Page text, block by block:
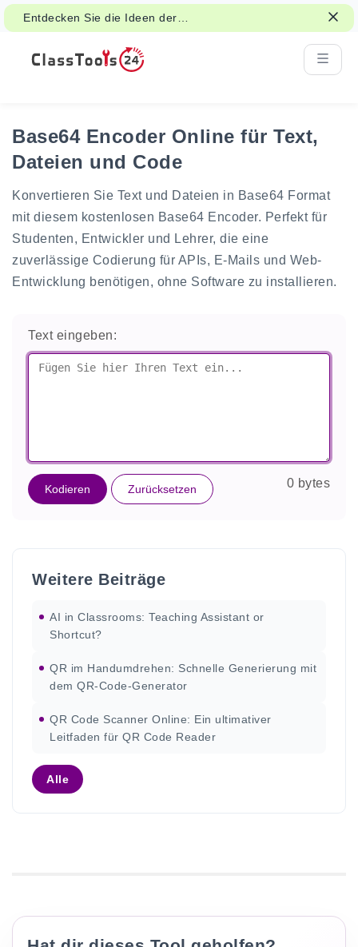
Entdecken Sie die Ideen der
Klassenzimmeraktivitäten für Spiele,
Gruppenarbeit und faire Entscheidungen.
Base64 Encoder Online für Text,
Dateien und Code
Konvertieren Sie Text und Dateien in Base64 Format
mit diesem kostenlosen Base64 Encoder. Perfekt für
Studenten, Entwickler und Lehrer, die eine
zuverlässige Codierung für APIs, E-Mails und Web-
Entwicklung benötigen, ohne Software zu installieren.
Text eingeben:
Kodieren Zurücksetzen 0 bytes
Weitere Beiträge
AI in Classrooms: Teaching Assistant or
Shortcut?
QR im Handumdrehen: Schnelle Generierung mit
dem QR-Code-Generator
QR Code Scanner Online: Ein ultimativer
Leitfaden für QR Code Reader
Alle